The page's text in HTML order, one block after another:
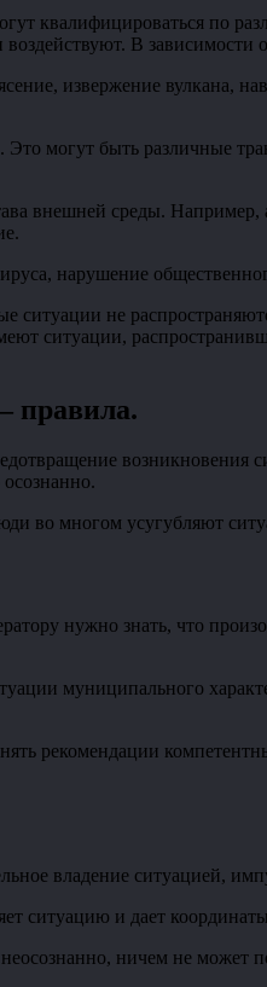
квалифицироваться по
В
извержение вулкана,
могут быть различные
внешней среды.
нарушение
ситуации не
ситуации,
правила.
во многом усугубляют
нужно знать, что
муниципального
рекомендации
владение ситуацией,
ситуацию и дает
ничем не